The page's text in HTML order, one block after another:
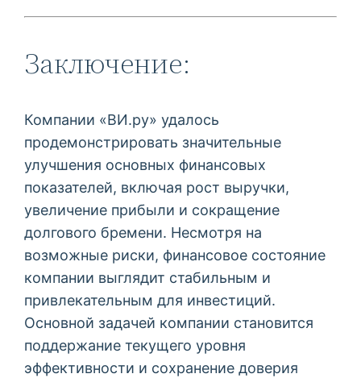
Заключение:
Компании «ВИ.ру» удалось
продемонстрировать значительные
улучшения основных финансовых
показателей, включая рост выручки,
увеличение прибыли и сокращение
долгового бремени. Несмотря на
возможные риски, финансовое состояние
компании выглядит стабильным и
привлекательным для инвестиций.
Основной задачей компании становится
поддержание текущего уровня
эффективности и сохранение доверия